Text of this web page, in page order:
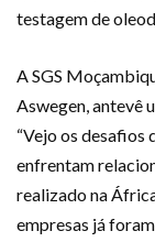
testagem de
A SGS
Aswegen, antevê
“Vejo os desafios
enfrentam
realizado na
empresas já